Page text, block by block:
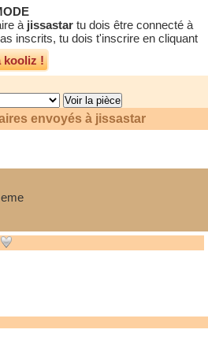
à jissastar tu dois être connecté à
inscrits, tu dois t'inscrire en cliquant
kooliz !
envoyés à jissastar
eme